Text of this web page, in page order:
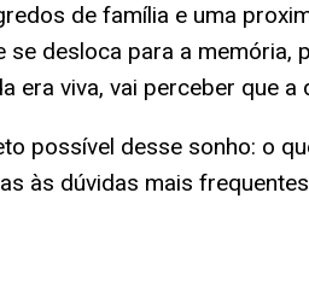
de família e uma
desloca para a
era viva, vai perceber que
possível desse sonho: o
às dúvidas mais